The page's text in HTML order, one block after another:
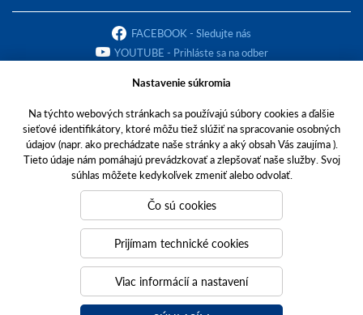
FACEBOOK - Sledujte nás
YOUTUBE - Prihláste sa na odber
Copyright © 2023 AGROTEC Slovensko s.r.o.
Toto sú internetové stránky spoločnosti AGROTEC Slovensko s.r.o., so
sídlom v Pohraniciach, Zlatomoravecká cesta 431, PSČ 951 02, IČO
31445942,
zapísanej v Obchodnom registri Okresného súdu Nitra, oddiel: Sro, vložka
č. 990/N. Číslo živnostenského registra: 403-10390.
Spoločnosť AGROTEC Slovensko s.r.o. je členom koncernu AGROFERT, a.
s., IČO 26185610, so sídlom Pyšelská 2327/2, Chodov, 149 00 Praha 4.
Tvoríme weby
, ktoré vám pomáhajú rásť. Sme
PUXdesign.
Nastavenie súkromia
Na týchto webových stránkach sa používajú súbory cookies a ďalšie
sieťové identifikátory, ktoré môžu tiež slúžiť na spracovanie osobných
údajov (napr. ako prechádzate naše stránky a aký obsah Vás zaujíma ).
Tieto údaje nám pomáhajú prevádzkovať a zlepšovať naše služby. Svoj
súhlas môžete kedykoľvek zmeniť alebo odvolať.
Čo sú cookies
Prijímam technické cookies
Viac informácií a nastavení